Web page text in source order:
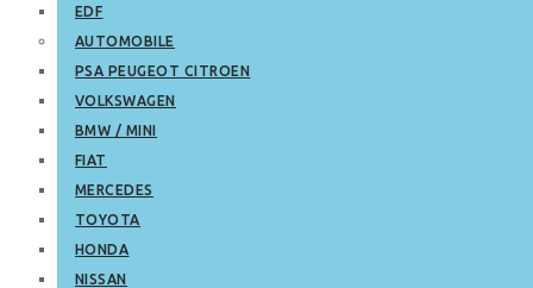
EDF
AUTOMOBILE
PSA PEUGEOT CITROEN
VOLKSWAGEN
BMW / MINI
FIAT
MERCEDES
TOYOTA
HONDA
NISSAN